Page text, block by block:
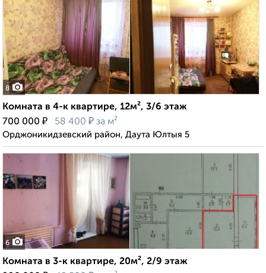
8
Комната в 4-к квартире, 12м², 3/6 этаж
700 000 ₽ 58 400 ₽ за м²
Орджоникидзевский район, Даута Юлтыя 5
6
Комната в 3-к квартире, 20м², 2/9 этаж